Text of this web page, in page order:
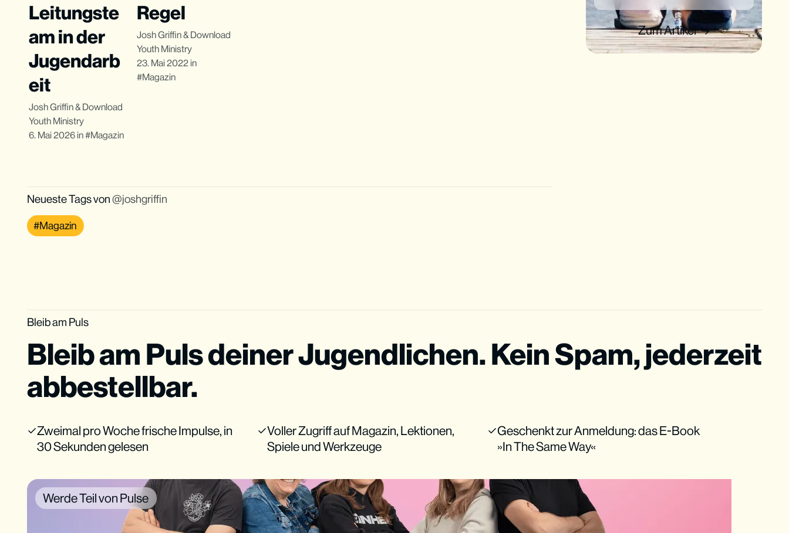
Zum Artikel
Leitungste
am in der
Jugendarb
eit
Josh Griffin&Download
Youth Ministry
6. Mai 2026in Magazin
Regel
Josh Griffin&Download
Youth Ministry
23. Mai 2022 in
Magazin
Neueste Tags von joshgriffin
Magazin
Bleib am Puls
Bleib am Puls deiner Jugendlichen. Kein Spam, jederzeit
abbestellbar.
Zweimal pro Woche frische Impulse, in
30 Sekunden gelesen
Voller Zugriff auf Magazin, Lektionen,
Spiele und Werkzeuge
Geschenkt zur Anmeldung: das E-Book
»In The Same Way«
Werde Teil von Pulse